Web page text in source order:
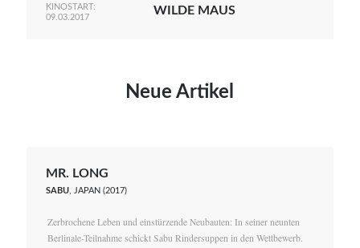
KINOSTART:
09.03.2017
WILDE MAUS
Neue Artikel
MR. LONG
SABU, JAPAN (2017)
Zerbrochene Leben und einstürzende Neubauten: In seiner neunten
Berlinale-Teilnahme schickt Sabu Rindersuppen in den Wettbewerb.